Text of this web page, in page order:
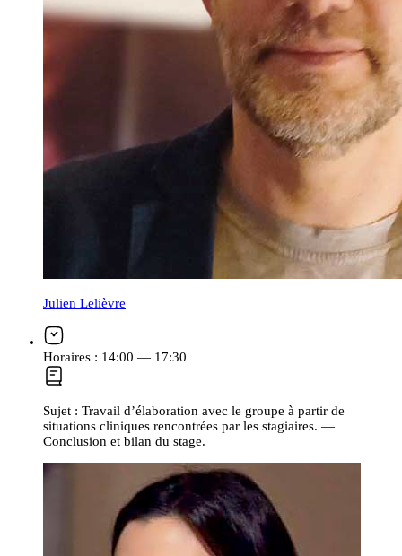
Julien Lelièvre
Horaires : 14:00 — 17:30
Sujet : Travail d’élaboration avec le groupe à partir de
situations cliniques rencontrées par les stagiaires. —
Conclusion et bilan du stage.